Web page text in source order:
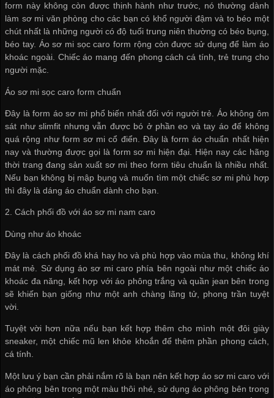
form này không còn được thịnh hành như trước, nó thường dành
làm sơ mi văn phòng cho các bạn có khổ người đậm và to béo một
chút nhất là những người có độ tuổi trung niên thường có béo bụng,
béo tay. Áo sơ mi sọc caro form rộng còn được sử dụng để làm áo
khoác ngoài. Chiếc áo mang đến phong cách cá tính, trẻ trung cho
người mặc.
Áo sơ mi sọc caro form chuẩn
Đây là form áo sơ mi phổ biến nhất đối với người trẻ. Áo không ôm
sát như slimfit nhưng vẫn được bó ở phần eo và tay áo để không
quá rộng như form sơ mi cổ điển. Đây là form áo chuẩn nhất hiện
nay và thường được gọi là form sơ mi hiện đại. Hiện nay các hãng
thời trang đang sản xuất sơ mi theo form tiêu chuẩn là nhiều nhất.
Nếu bạn không bị mập bụng và muốn tìm một chiếc sơ mi phù hợp
thì đây là dáng áo chuẩn dành cho bạn.
2. Cách phối đồ với áo sơ mi nam caro
Dùng như áo khoác
Đây là cách phối đồ khá hay ho và phù hợp vào mùa thu, không khí
mát mẻ. Sử dụng áo sơ mi caro phía bên ngoài như một chiếc áo
khoác đa năng, kết hợp với áo phông trắng và quần jean bên trong
sẽ khiến bạn giống như một anh chàng lãng tử, phong trần tuyệt
vời.
Tuyệt vời hơn nữa nếu bạn kết hợp thêm cho mình một đôi giày
sneaker, một chiếc mũ len khỏe khoắn để thêm phần phong cách,
cá tính.
Một lưu ý bạn cần phải nắm rõ là bạn nên kết hợp áo sơ mi caro với
áo phông bên trong một màu thôi nhé, sử dụng áo phông bên trong